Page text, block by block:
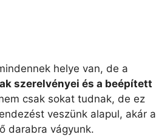
helye van, de a
szerelvényei és a beépített
csak sokat tudnak, de ez
veszünk alapul, akár a
darabra vágyunk.